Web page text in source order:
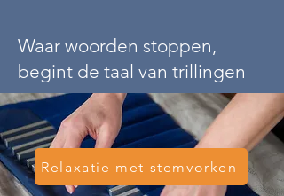
Waar woorden stoppen,
begint de taal van trillingen
Relaxatie met stemvorken